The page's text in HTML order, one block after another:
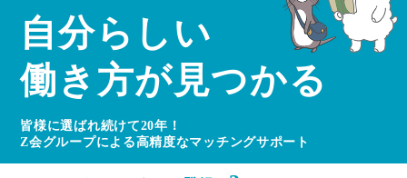
自分らしい
働き方が見つかる
皆様に選ばれ続けて20年！
Z会グループによる高精度なマッチングサポート